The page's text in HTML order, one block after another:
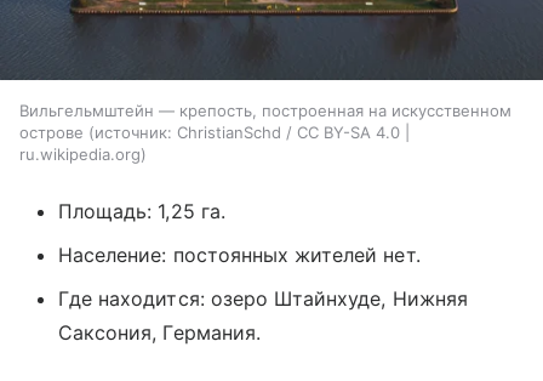
Вильгельмштейн — крепость, построенная на искусственном
острове
источник: ChristianSchd / CC BY-SA 4.0 |
ru.wikipedia.org
Площадь: 1,25 га.
Население: постоянных жителей нет.
Где находится: озеро Штайнхуде, Нижняя
Саксония, Германия.